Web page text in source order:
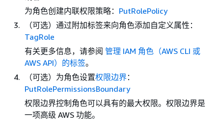
为角色创建内联权限策略： PutRolePolicy
（可选）通过附加标签来向角色添加自定义属性：
TagRole
有关更多信息，请参阅 管理 IAM 角色（AWS CLI 或
AWS API）的标签。
（可选）为角色设置权限边界 ：
PutRolePermissionsBoundary
权限边界控制角色可以具有的最大权限。权限边界是
一项高级 AWS 功能。